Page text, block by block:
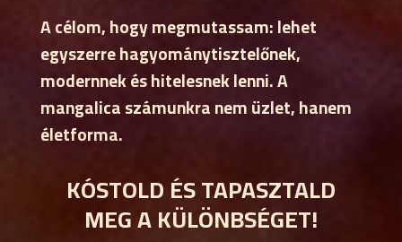
A célom, hogy megmutassam: lehet
egyszerre hagyománytisztelőnek,
modernnek és hitelesnek lenni. A
mangalica számunkra nem üzlet, hanem
életforma.
KÓSTOLD ÉS TAPASZTALD
MEG A KÜLÖNBSÉGET!